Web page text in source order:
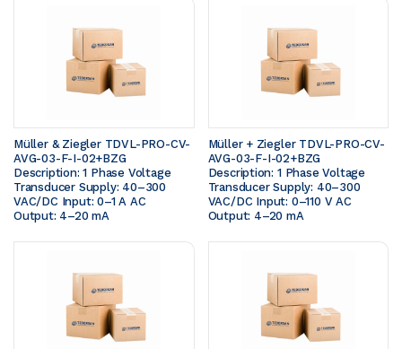
Müller & Ziegler TDVL-PRO-CV-
AVG-03-F-I-02+BZG
Description: 1 Phase Voltage
Transducer Supply: 40–300
VAC/DC Input: 0–1 A AC
Output: 4–20 mA
Müller + Ziegler TDVL-PRO-CV-
AVG-03-F-I-02+BZG
Description: 1 Phase Voltage
Transducer Supply: 40–300
VAC/DC Input: 0–110 V AC
Output: 4–20 mA